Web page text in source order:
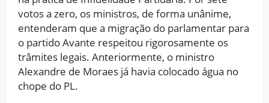
votos a zero, os ministros, de forma unânime,
entenderam que a migração do parlamentar para
o partido Avante respeitou rigorosamente os
trâmites legais. Anteriormente, o ministro
Alexandre de Moraes já havia colocado água no
chope do PL.